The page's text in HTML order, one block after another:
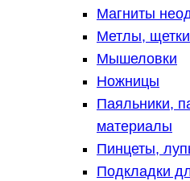
Магниты
Метлы,
Мышеловки
Ножницы
Паяльники,
материалы
Пинцеты,
Подкладки